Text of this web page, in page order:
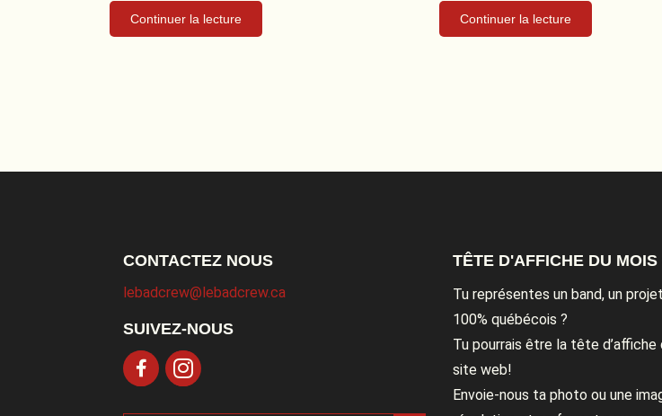
Continuer la lecture Continuer la lecture
CONTACTEZ NOUS
lebadcrew@lebadcrew.ca
SUIVEZ-NOUS
Search Button
TÊTE D'AFFICHE DU MOIS
Tu représentes un band, un
100% québécois ?
Tu pourrais être la tête d’affiche
site web!
Envoie-nous ta photo ou une